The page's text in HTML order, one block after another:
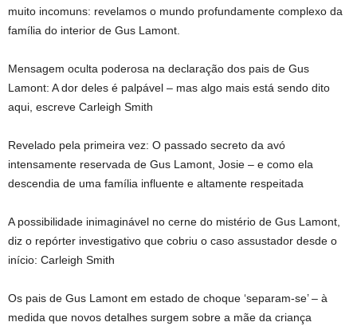
muito incomuns: revelamos o mundo profundamente complexo da
família do interior de Gus Lamont.
Mensagem oculta poderosa na declaração dos pais de Gus
Lamont: A dor deles é palpável – mas algo mais está sendo dito
aqui, escreve Carleigh Smith
Revelado pela primeira vez: O passado secreto da avó
intensamente reservada de Gus Lamont, Josie – e como ela
descendia de uma família influente e altamente respeitada
A possibilidade inimaginável no cerne do mistério de Gus Lamont,
diz o repórter investigativo que cobriu o caso assustador desde o
início: Carleigh Smith
Os pais de Gus Lamont em estado de choque ‘separam-se’ – à
medida que novos detalhes surgem sobre a mãe da criança